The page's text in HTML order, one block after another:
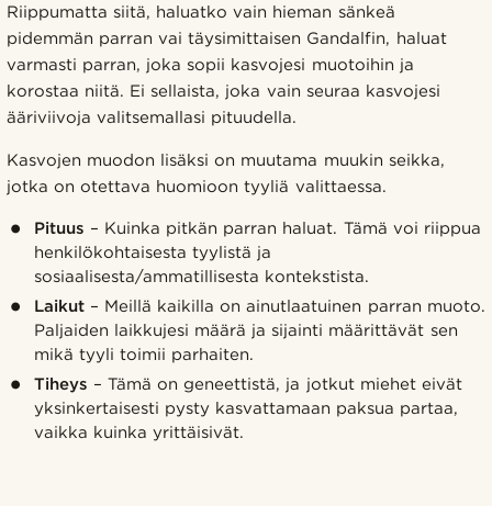
Riippumatta siitä, haluatko vain hieman sänkeä
pidemmän parran vai täysimittaisen Gandalfin, haluat
varmasti parran, joka sopii kasvojesi muotoihin ja
korostaa niitä. Ei sellaista, joka vain seuraa kasvojesi
ääriviivoja valitsemallasi pituudella.
Kasvojen muodon lisäksi on muutama muukin seikka,
jotka on otettava huomioon tyyliä valittaessa.
Pituus – Kuinka pitkän parran haluat. Tämä voi riippua
henkilökohtaisesta tyylistä ja
sosiaalisesta/ammatillisesta kontekstista.
Laikut– Meillä kaikilla on ainutlaatuinen parran muoto.
Paljaiden laikkujesi määrä ja sijainti määrittävät sen
mikä tyyli toimii parhaiten.
Tiheys – Tämä on geneettistä, ja jotkut miehet eivät
yksinkertaisesti pysty kasvattamaan paksua partaa,
vaikka kuinka yrittäisivät.